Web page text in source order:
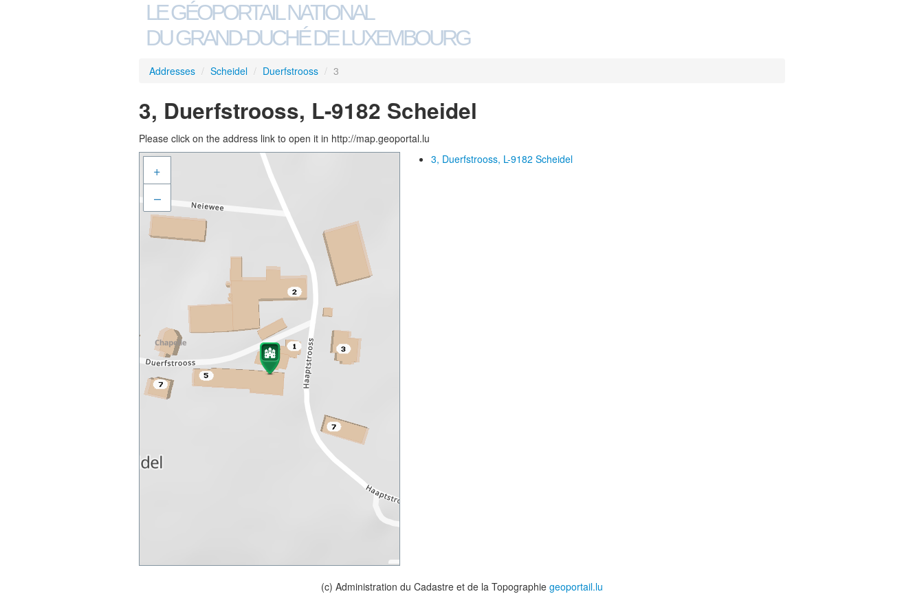
LE GÉOPORTAIL NATIONAL
DU GRAND-DUCHÉ DE LUXEMBOURG
Addresses / Scheidel / Duerfstrooss / 3
3, Duerfstrooss, L-9182 Scheidel
Please click on the address link to open it in http://map.geoportal.lu
+
–
3, Duerfstrooss, L-9182 Scheidel
(c) Administration du Cadastre et de la Topographie geoportail.lu